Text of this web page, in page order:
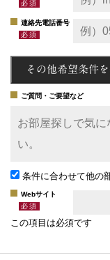
連絡先電話番号
その他希望条件
ご質問・ご要望など
条件に合わせて他の
Webサイト
この項目は必須です